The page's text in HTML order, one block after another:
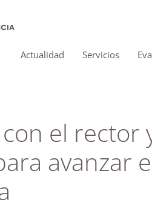
Actualidad Servicios
el rector
avanzar